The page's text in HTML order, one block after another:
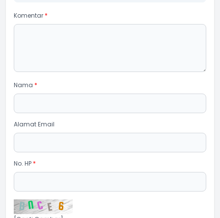
Komentar *
Nama *
Alamat Email
No. HP *